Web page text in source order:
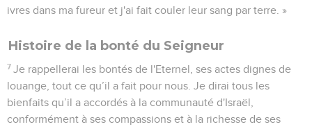
ivres dans ma fureur et j'ai fait couler leur sang par terre. »
Histoire de la bonté du Seigneur
7 Je rappellerai les bontés de l'Eternel, ses actes dignes de
louange, tout ce qu’il a fait pour nous. Je dirai tous les
bienfaits qu’il a accordés à la communauté d'Israël,
conformément à ses compassions et à la richesse de ses